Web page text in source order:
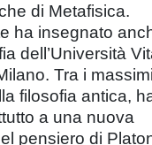
di Metafisica.
ha insegnato
dell’Università
Tra i
filosofia antica,
a una nuova
pensiero di